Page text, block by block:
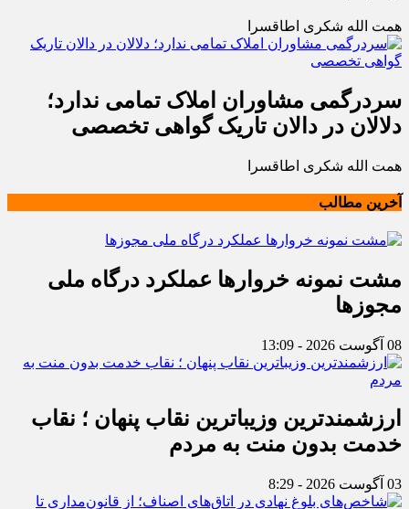
همت الله شکری اطاقسرا
سردرگمی مشاوران املاک تمامی ندارد؛
دلالان در دالان تاریک گواهی تخصصی
همت الله شکری اطاقسرا
آخرین مطالب
مشت نمونه خروارها عملکرد درگاه ملی
مجوزها
08 آگوست 2026 - 13:09
ارزشمندترین وزیباترین نقاب پنهان ؛ نقاب
خدمت بدون منت به مردم
03 آگوست 2026 - 8:29